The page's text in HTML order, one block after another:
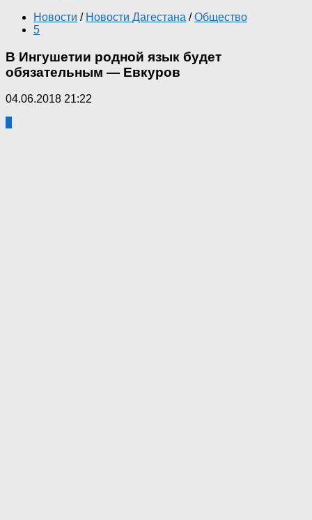
Новости / Новости Дагестана / Общество
5
В Ингушетии родной язык будет
обязательным — Евкуров
04.06.2018 21:22